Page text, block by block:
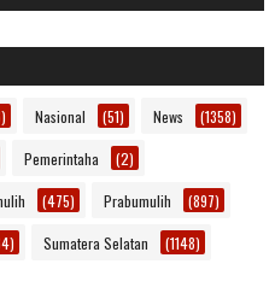
Nasional (51) News (1358)
Pemerintaha (2)
(475) Prabumulih (897)
Sumatera Selatan (1148)